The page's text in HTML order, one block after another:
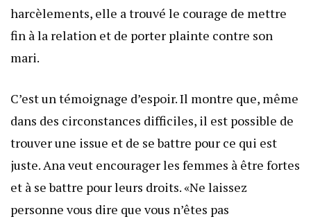
harcèlements, elle a trouvé le courage de mettre
fin à la relation et de porter plainte contre son
mari.
C’est un témoignage d’espoir. Il montre que, même
dans des circonstances difficiles, il est possible de
trouver une issue et de se battre pour ce qui est
juste. Ana veut encourager les femmes à être fortes
et à se battre pour leurs droits. «Ne laissez
personne vous dire que vous n’êtes pas